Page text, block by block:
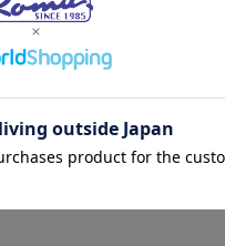
GT 1/64 マレリ インパル ニッサ
(税込)